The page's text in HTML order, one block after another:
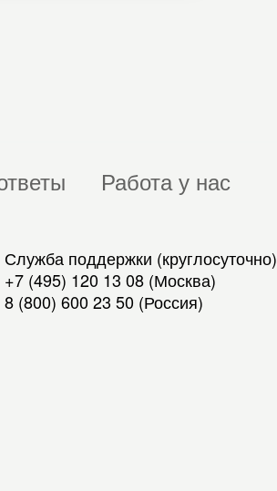
Работа у нас
Служба поддержки (круглосуточно)
+7 (495) 120 13 08 (Москва)
8 (800) 600 23 50 (Россия)